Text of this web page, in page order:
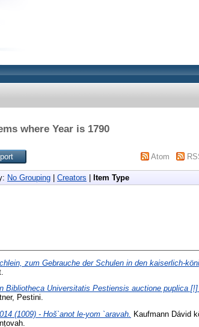
where Year is 1790
Atom
No Grouping Creators Item Type
zum Gebrauche der Schulen in den kaiserlich-
Bibliotheca Universitatis Pestiensis auctione puplica [!]
Pestini.
(1009) - Hoš`anot le-yom `aravah. Kaufmann Dávid